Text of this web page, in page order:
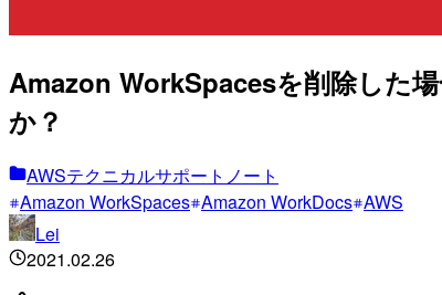
Amazon WorkSpacesを削除した
か？
AWSテクニカルサポートノート
Amazon WorkSpaces Amazon WorkDocs AWS
Lei
2021.02.26